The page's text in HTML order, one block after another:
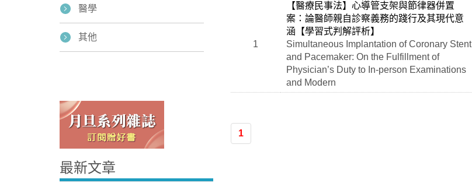
Home
1
【醫療民事法】心導管支架與節律器併置
案：論醫師親自診察義務的踐行及其現代意
涵【學習式判解評析】
Simultaneous Implantation of Coronary Stent
and Pacemaker: On the Fulfillment of
Physician’s Duty to In-person Examinations
and Modern
1
醫學
其他
最新文章